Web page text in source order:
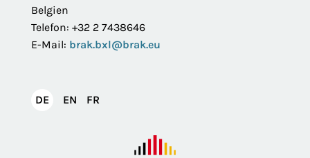
Belgien
Telefon: +32 2 7438646
E-Mail: brak.bxl@brak.eu
DEDeutsch
EN English
FR